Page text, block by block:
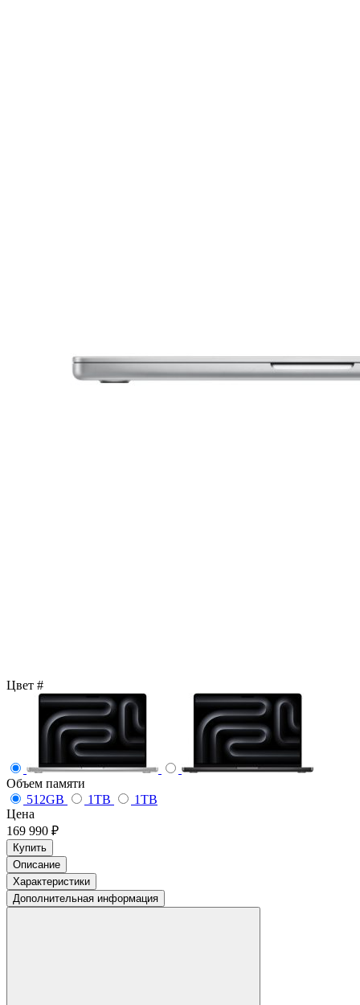
Цвет #
Объем памяти
512GB
1TB
1TB
Цена
169 990 ₽
Купить
Описание
Характеристики
Дополнительная информация